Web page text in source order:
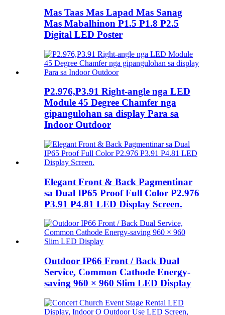
Mas Taas Mas Lapad Mas Sanag
Mas Mabalhinon P1.5 P1.8 P2.5
Digital LED Poster
P2.976,P3.91 Right-angle nga LED
Module 45 Degree Chamfer nga
gipangulohan sa display Para sa
Indoor Outdoor
Elegant Front & Back Pagmentinar
sa Dual IP65 Proof Full Color P2.976
P3.91 P4.81 LED Display Screen.
Outdoor IP66 Front / Back Dual
Service, Common Cathode Energy-
saving 960 × 960 Slim LED Display